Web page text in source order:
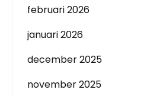
februari 2026
januari 2026
december 2025
november 2025